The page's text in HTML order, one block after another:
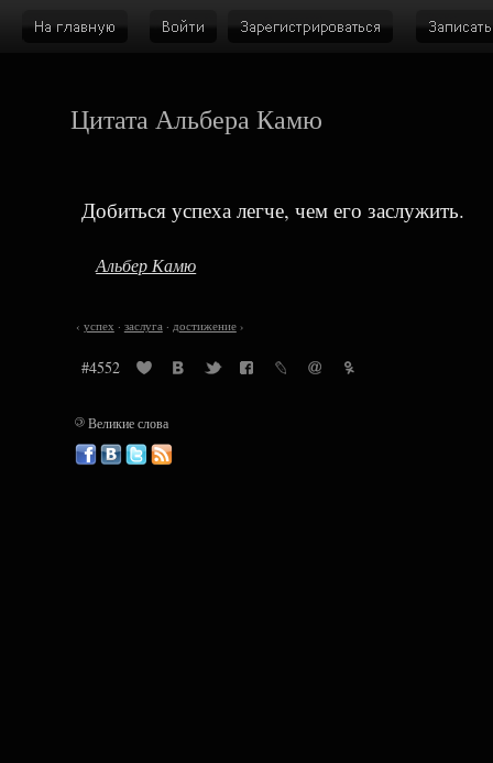
Цитата Альбера Камю
Добиться успеха легче, чем его заслужить.
Альбер Камю
‹ успех · заслуга· достижение›
#4552
©Великие слова